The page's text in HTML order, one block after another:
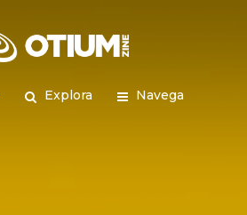
Explora Navega